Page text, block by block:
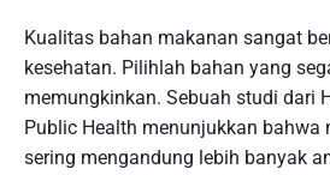
Kualitas bahan makanan sangat
kesehatan. Pilihlah bahan yang
memungkinkan. Sebuah studi dari
Public Health menunjukkan bahwa
sering mengandung lebih banyak